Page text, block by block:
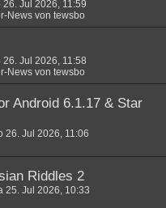
26. Jul 2026, 11:59
News von tewsbo
26. Jul 2026, 11:58
News von tewsbo
Android 6.1.17 & Star
26. Jul 2026, 11:06
Riddles 2
25. Jul 2026, 10:33